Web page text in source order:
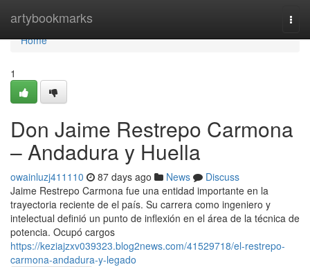
artybookmarks
Home
Home
1
Don Jaime Restrepo Carmona
– Andadura y Huella
owainluzj411110 87 days ago News
Discuss
Jaime Restrepo Carmona fue una entidad importante en la
trayectoria reciente de el país. Su carrera como ingeniero y
intelectual definió un punto de inflexión en el área de la técnica de
potencia. Ocupó cargos
https://keziajzxv039323.blog2news.com/41529718/el-restrepo-
carmona-andadura-y-legado